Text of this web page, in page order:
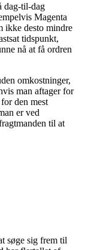
dag-til-dag
Magenta
ikke desto mindre
tidspunkt,
nå at få ordren
omkostninger,
man aftager for
den mest
er ved
til at
søge sig frem til